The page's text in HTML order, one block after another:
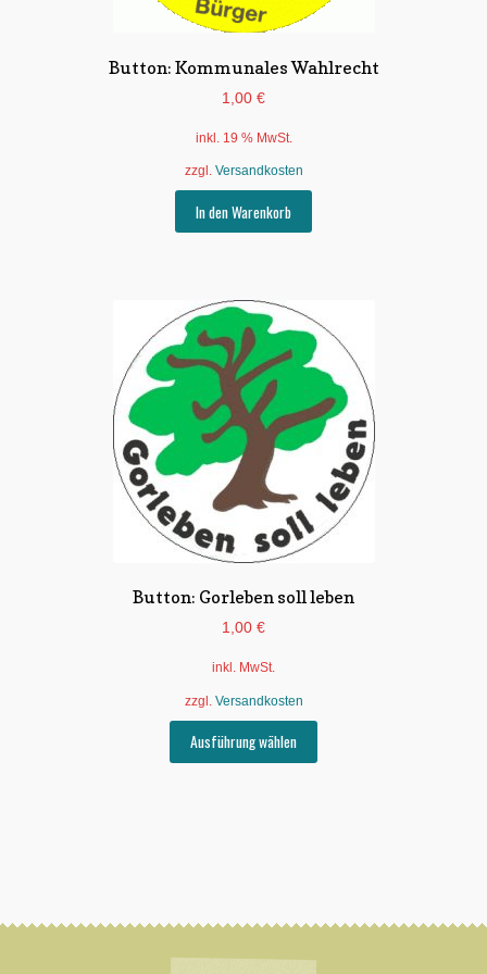
Button: Kommunales Wahlrecht
1,00 €
inkl. 19 % MwSt.
zzgl. Versandkosten
In den Warenkorb
Button: Gorleben soll leben
1,00 €
inkl. MwSt.
zzgl. Versandkosten
Ausführung wählen
können